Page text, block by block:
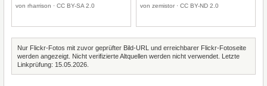
von rharrison · CC BY-SA 2.0 von zemistor · CC BY-ND 2.0
Nur Flickr-Fotos mit zuvor geprüfter Bild-URL und erreichbarer Flickr-Fotoseite
werden angezeigt. Nicht verifizierte Altquellen werden nicht verwendet. Letzte
Linkprüfung: 15.05.2026.